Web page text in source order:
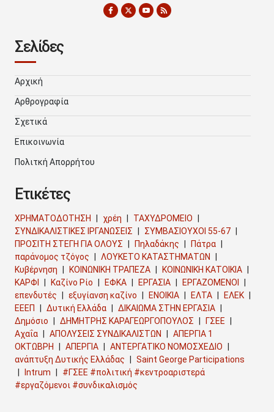
Σελίδες
Αρχική
Αρθρογραφία
Σχετικά
Επικοινωνία
Πολιτκή Απορρήτου
Ετικέτες
ΧΡΗΜΑΤΟΔΟΤΗΣΗ χρέη
ΤΑΧΥΔΡΟΜΕΙΟ
ΣΥΝΔΙΚΑΛΙΣΤΙΚΕΣ ΙΡΓΑΝΩΣΕΙΣ
ΣΥΜΒΑΣΙΟΥΧΟΙ 55-67
ΠΡΟΣΙΤΗ ΣΤΕΓΗ ΓΙΑ ΟΛΟΥΣ
Πηλαδάκης
Πάτρα
παράνομος τζόγος
ΛΟΥΚΕΤΟ ΚΑΤΑΣΤΗΜΑΤΩΝ
Κυβέρνηση
ΚΟΙΝΩΝΙΚΗ ΤΡΑΠΕΖΑ
ΚΟΙΝΩΝΙΚΗ ΚΑΤΟΙΚΙΑ
ΚΑΡΦΙ
Καζίνο Ρίο ΕΦΚΑ ΕΡΓΑΣΙΑ
ΕΡΓΑΖΟΜΕΝΟΙ
επενδυτές
εξυγίανση καζίνο ΕΝΟΙΚΙΑ ΕΛΤΑ
ΕΛΕΚ
ΕΕΕΠ
Δυτική Ελλάδα
ΔΙΚΑΙΩΜΑ ΣΤΗΝ ΕΡΓΑΣΙΑ
Δημόσιο
ΔΗΜΗΤΡΗΣ ΚΑΡΑΓΕΩΡΓΟΠΟΥΛΟΣ
ΓΣΕΕ
Αχαΐα
ΑΠΟΛΥΣΕΙΣ ΣΥΝΔΙΚΑΛΙΣΤΩΝ
ΑΠΕΡΓΙΑ 1
ΟΚΤΩΒΡΗ
ΑΠΕΡΓΙΑ
ΑΝΤΕΡΓΑΤΙΚΟ ΝΟΜΟΣΧΕΔΙΟ
ανάπτυξη Δυτικής Ελλάδας
Saint George Participations
Intrum
#ΓΣΕΕ #πολιτική #κεντροαριστερά
#εργαζόμενοι #συνδικαλισμός